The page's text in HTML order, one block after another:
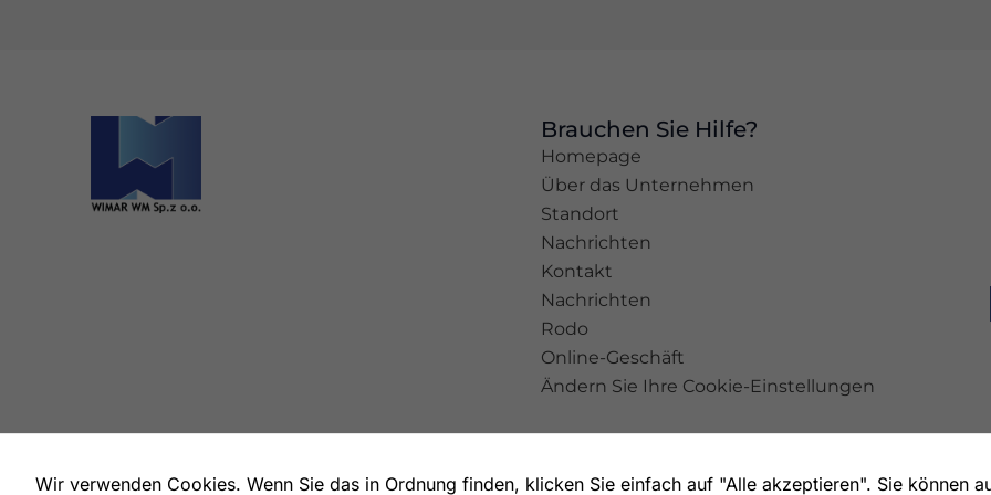
Brauchen Sie Hilfe?
Homepage
Über das Unternehmen
Standort
Nachrichten
Kontakt
Nachrichten
Rodo
Online-Geschäft
Ändern Sie Ihre Cookie-Einstellungen
Wir verwenden Cookies. Wenn Sie das in Ordnung finden, klicken Sie einfach auf "Alle akzeptieren". Sie können
einige
auf der
nicht mehr